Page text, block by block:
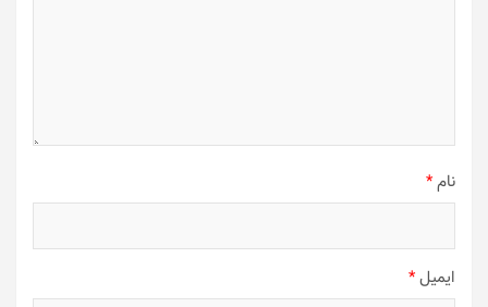
نام*
ایمیل*